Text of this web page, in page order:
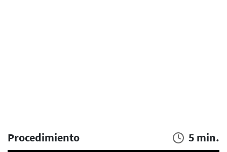
Procedimiento 5 min.